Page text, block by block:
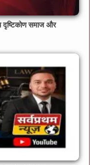
दृष्टिकोण समाज और